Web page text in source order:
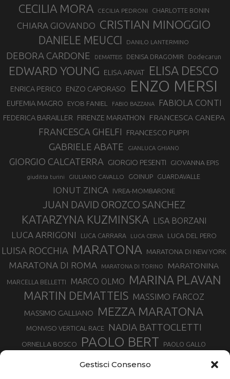
Gestisci Consenso
CECILIA MORA CECILIA PEDRONI CHARLOTTE BONIN
CHIARA GIOVANDO CRISTIAN MINOGGIO
DANIELE MEUCCI DANILO LANTERMINO
DEBORA CARDONE DEMATTEIS DENISA DRAGOMIR Dodecarun
EDWARD YOUNG ELISA ARVAT ELISA DESCO
ENRICA PERICO ENZO CAPORASO ENZO MERSI
EUFEMIA MAGRO EYOB FANIEL FABIO BAZZANA FABIOLA CONTI
FEDERICA BARAILLER FIRENZE MARATHON FRANCESCA CANEPA
FRANCESCA GHELFI FRANCESCO PUPPI
GABRIELE ABATE GIANLUCA GHIANO
GIORGIO CALCATERRA GIORGIO PESENTI GIOVANNA EPIS
giuditta turini GIULIANO CAVALLO GOINUP GUARDAVALLE
IONUT ZINCA IVREA-MOMBARONE
JUAN DAVID OROZCO SANCHEZ
KATARZYNA KUZMINSKA LISA BORZANI
LUCA ARRIGONI LUCA CARRARA LUCA CERVA LUCA DEL PERO
LUISA ROCCHIA MARATONA MARATONA DI NEW YORK
MARATONA DI ROMA MARATONA DI TORINO MARATONINA
MARCELLA BELLETTI MARCO OLMO MARINA PLAVAN
MARTIN DEMATTEIS MASSIMO FARCOZ
MASSIMO GALLIANO MEZZA MARATONA
MONVISO VERTICAL RACE NADIA BATTOCLETTI
ORNELLA BOSCO PAOLO BERT PAOLO GALLO